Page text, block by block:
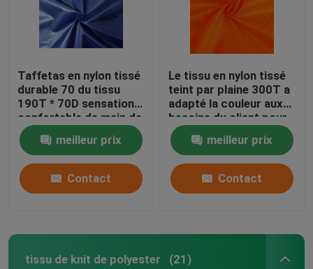
Taffetas en nylon tissé
durable 70 du tissu
190T * 70D sensation
confortable de main de
58 GSM
meilleur prix
Contact
Le tissu en nylon tissé
teint par plaine 300T a
adapté la couleur aux
besoins du client pour
des vêtements de
sport
meilleur prix
Contact
tissu de knit de polyester (21)